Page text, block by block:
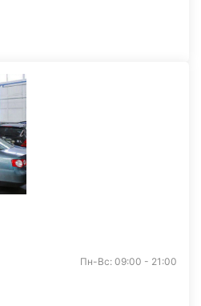
Пн-Вс: 09:00 - 21:00